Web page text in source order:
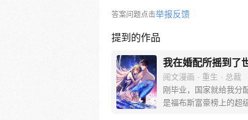
答案问题点击举报反馈
提到的作品
我在婚配所摇到了
阅文漫画 · 重生 · 总裁
刚毕业，国家就给我分
是福布斯富豪榜上的超